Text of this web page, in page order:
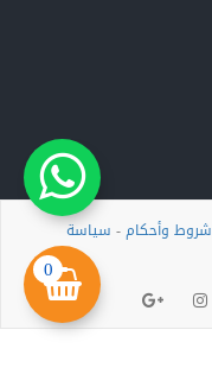
0
شروط وأحكام- سياسة